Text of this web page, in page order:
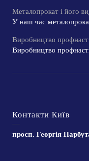
Металопрокат і його
У наш час
Виробництво
Виробництво
Контакти Київ
просп. Георгія